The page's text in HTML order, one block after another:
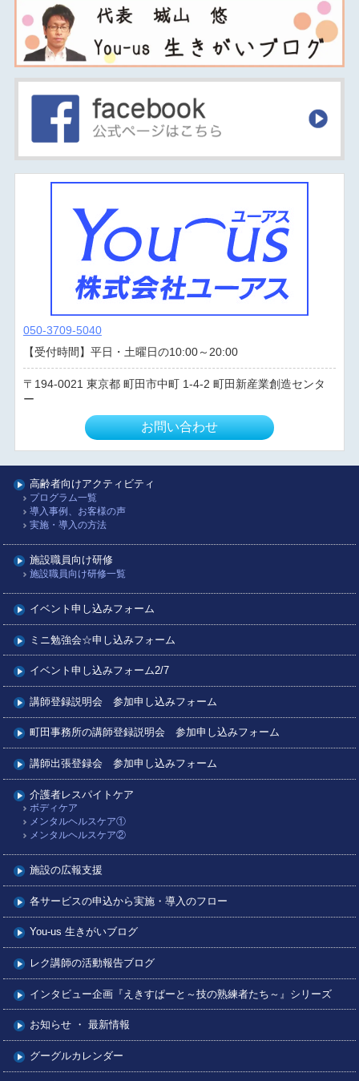
050-3709-5040
【受付時間】平日・土曜日の10:00～20:00
194-0021 東京都 町田市中町 1-4-2 町田新産業創造センタ
ー
お問い合わせ
高齢者向けアクティビティ
プログラム一覧
導入事例、お客様の声
実施・導入の方法
施設職員向け研修
施設職員向け研修一覧
イベント申し込みフォーム
ミニ勉強会☆申し込みフォーム
イベント申し込みフォーム2/7
講師登録説明会 参加申し込みフォーム
町田事務所の講師登録説明会 参加申し込みフォーム
講師出張登録会 参加申し込みフォーム
介護者レスパイトケア
ボディケア
メンタルヘルスケア①
メンタルヘルスケア②
施設の広報支援
各サービスの申込から実施・導入のフロー
You-us 生きがいブログ
レク講師の活動報告ブログ
インタビュー企画『えきすぱーと～技の熟練者たち～』シリーズ
お知らせ ・ 最新情報
グーグルカレンダー